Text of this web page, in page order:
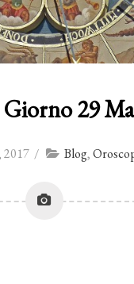
29
2017 / Blog,